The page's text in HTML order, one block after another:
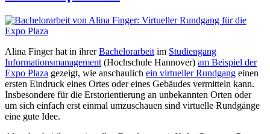
Alina Finger hat in ihrerBachelorarbeit im Studiengang
Informationsmanagement (Hochschule Hannover) am Beispiel der
Expo Plaza gezeigt, wie anschaulich ein virtueller Rundgang einen
ersten Eindruck eines Ortes oder eines Gebäudes vermitteln kann.
Insbesondere für die Erstorientierung an unbekannten Orten oder
um sich einfach erst einmal umzuschauen sind virtuelle Rundgänge
eine gute Idee.